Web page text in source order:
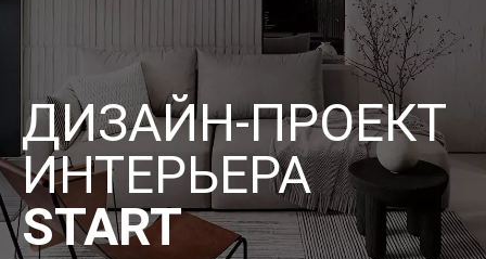
ДИЗАЙН-ПРОЕКТ
ИНТЕРЬЕРА
START